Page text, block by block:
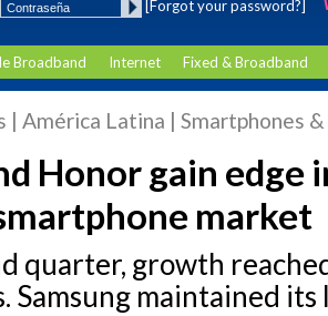
[Forgot your password?]
Broadband Internet Fixed & Broadband
| América Latina | Smartphones
Honor gain edge
market
quarter, growth
Samsung maintained